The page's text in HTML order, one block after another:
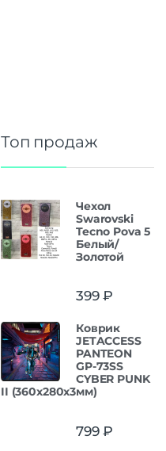
Топ продаж
Чехол
Swarovski
Tecno Pova 5
Белый/
Золотой
399₽
Коврик
JETACCESS
PANTEON
GP-73SS
CYBER PUNK
II (360x280x3мм)
799₽